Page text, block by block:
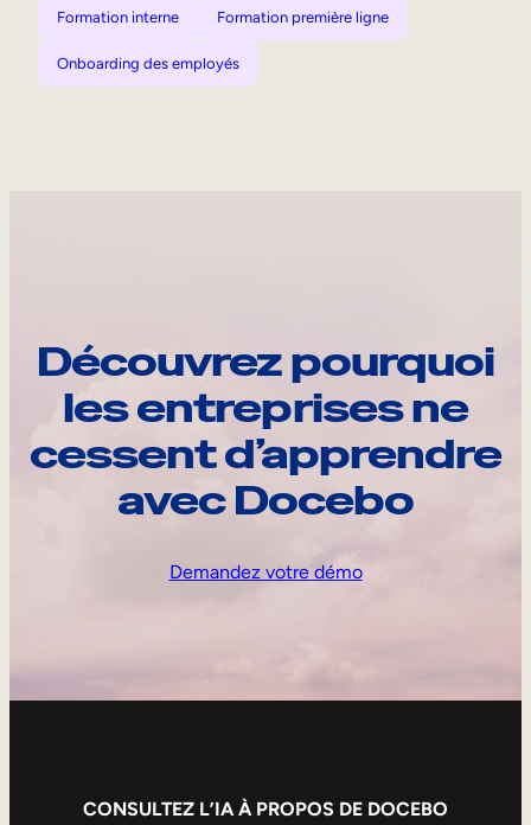
Formation interne Formation première ligne
Onboarding des employés
Découvrez pourquoi
les entreprises ne
cessent d’apprendre
avec Docebo
Demandez votre démo
CONSULTEZ L’IA À PROPOS DE DOCEBO